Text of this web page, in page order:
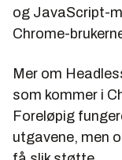
og JavaScript-
Chrome-
Mer om
som kommer i
Foreløpig
utgavene, men